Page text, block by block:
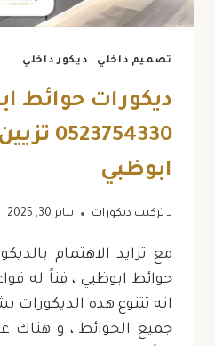
تصميم داخلي ديكور داخلي
ديكورات حوائط
ابوظبي
بـ تركيب ديكورات يناير 30, 2025
مع تزايد الاهتمام
حوائط ابوظبي ، فناً له
انه تتنوع هذه الديكورات
جميع الحوائط ، و هناك